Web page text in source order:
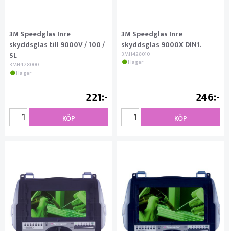
3M Speedglas Inre
skyddsglas till 9000V / 100 /
SL
3MH428000
I lager
221
KÖP
3M Speedglas Inre
skyddsglas 9000X DIN1.
3MH428010
I lager
246
KÖP